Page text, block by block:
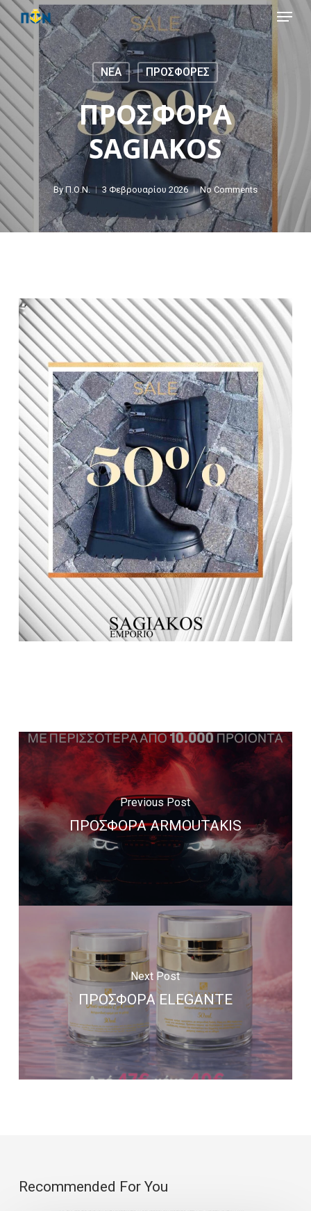
Skip
to
main
content
Menu
NEA ΠΡΟΣΦΟΡΕΣ
ΠΡΟΣΦΟΡΑ
SAGIAKOS
By Π.Ο.Ν. 3 Φεβρουαρίου 2026 No Comments
Previous Post
ΠΡΟΣΦΟΡΑ ARMOUTAKIS
Next Post
ΠΡΟΣΦΟΡΑ ELEGANTE
Recommended For You